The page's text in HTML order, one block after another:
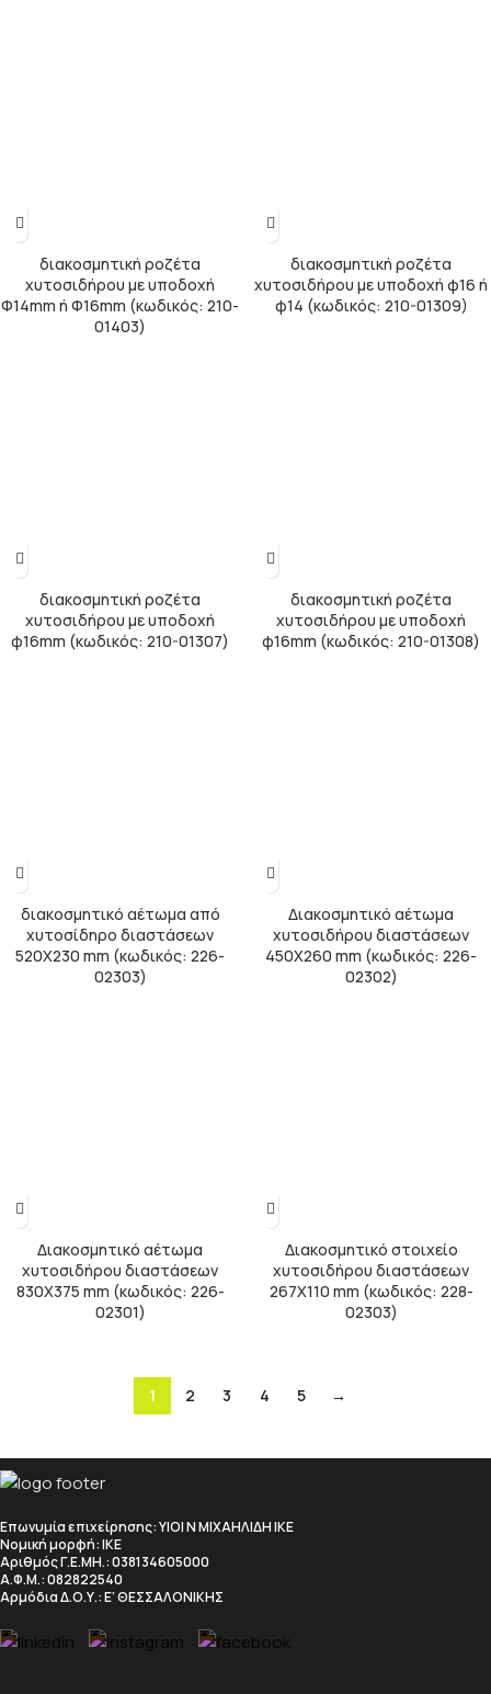
διακοσμητική ροζέτα
χυτοσιδήρου με υποδοχή
Φ14mm ή Φ16mm (κωδικός: 210-
01403)
διακοσμητική ροζέτα
χυτοσιδήρου με υποδοχή φ16 ή
φ14 (κωδικός: 210-01309)
διακοσμητική ροζέτα
χυτοσιδήρου με υποδοχή
φ16mm (κωδικός: 210-01307)
διακοσμητική ροζέτα
χυτοσιδήρου με υποδοχή
φ16mm (κωδικός: 210-01308)
διακοσμητικό αέτωμα από
χυτοσίδηρο διαστάσεων
520X230 mm (κωδικός: 226-
02303)
Διακοσμητικό αέτωμα
χυτοσιδήρου διαστάσεων
450X260 mm (κωδικός: 226-
02302)
Διακοσμητικό αέτωμα
χυτοσιδήρου διαστάσεων
830Χ375 mm (κωδικός: 226-
02301)
Διακοσμητικό στοιχείο
χυτοσιδήρου διαστάσεων
267Χ110 mm (κωδικός: 228-
02303)
1 2 3 4 5 →
Επωνυμία επιχείρησης: ΥΙΟΙ Ν ΜΙΧΑΗΛΙΔΗ ΙΚΕ
Νομική μορφή: ΙΚΕ
Αριθμός Γ.Ε.ΜΗ.: 038134605000
Α.Φ.Μ.: 082822540
Αρμόδια Δ.Ο.Υ.: Ε’ ΘΕΣΣΑΛΟΝΙΚΗΣ